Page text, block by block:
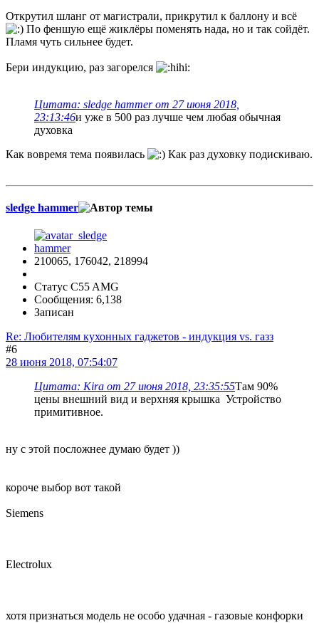
Открутил шланг от магистрали, прикрутил к баллону и всё
По феншую ещё жиклёры поменять нада, но и так сойдёт.
Пламя чуть сильнее будет.
Бери индукцию, раз загорелся
Цитата: sledge hammer от 27 июня 2018,
23:13:46и уже в 500 раз лучше чем любая обычная
духовка
Как вовремя тема появилась
Как раз духовку подискиваю.
sledge hammer
210065, 176042, 218994
Статус C55 AMG
Сообщения: 6,138
Записан
Re: Любителям кухонных гаджетов - индукция vs. газз
#6
28 июня 2018, 07:54:07
Цитата: Kira от 27 июня 2018, 23:35:55Там 90%
цены внешний вид и верхняя крышка Устройство
примитивное.
ну с этой посложнее думаю будет ))
короче выбор вот такой
Siemens
Electrolux
хотя признаться модель не особо удачная - газовые конфорки